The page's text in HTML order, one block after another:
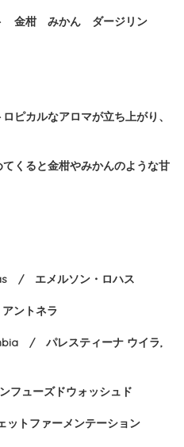
金柑 みかん ダージリン
ピカルなアロマが立ち上がり、
くると金柑やみかんのような甘
/ エメルソン・ロハス
ントネラ
/ パレスティーナ ウイラ,
ューズドウォッシュド
トファーメンテーション